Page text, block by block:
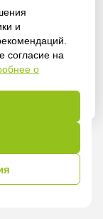
и
согласие на
о